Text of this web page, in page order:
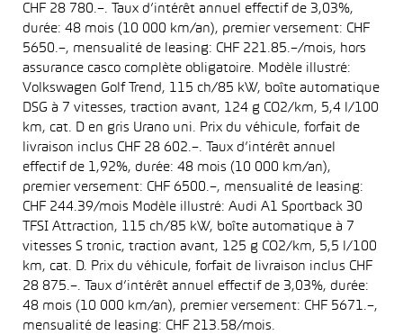
CHF 28 780.–. Taux d’intérêt annuel effectif de 3,03%,
durée: 48 mois (10 000 km/an), premier versement: CHF
5650.–, mensualité de leasing: CHF 221.85.–/mois, hors
assurance casco complète obligatoire. Modèle illustré:
Volkswagen Golf Trend, 115 ch/85 kW, boîte automatique
DSG à 7 vitesses, traction avant, 124 g CO2/km, 5,4 l/100
km, cat. D en gris Urano uni. Prix du véhicule, forfait de
livraison inclus CHF 28 602.–. Taux d’intérêt annuel
effectif de 1,92%, durée: 48 mois (10 000 km/an),
premier versement: CHF 6500.–, mensualité de leasing:
CHF 244.39/mois Modèle illustré: Audi A1 Sportback 30
TFSI Attraction, 115 ch/85 kW, boîte automatique à 7
vitesses S tronic, traction avant, 125 g CO2/km, 5,5 l/100
km, cat. D. Prix du véhicule, forfait de livraison inclus CHF
28 875.–. Taux d’intérêt annuel effectif de 3,03%, durée:
48 mois (10 000 km/an), premier versement: CHF 5671.–,
mensualité de leasing: CHF 213.58/mois.